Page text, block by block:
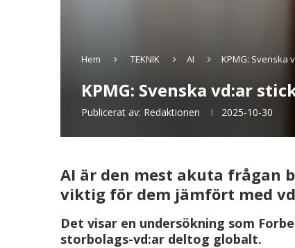
Hem TEKNIK AI KPMG: Svenska
KPMG: Svenska vd:ar
Publicerat av: Redaktionen 2025-10-30
AI är den mest akuta frågan
viktig för dem jämfört med
Det visar en undersökning som
storbolags-vd:ar deltog globalt.